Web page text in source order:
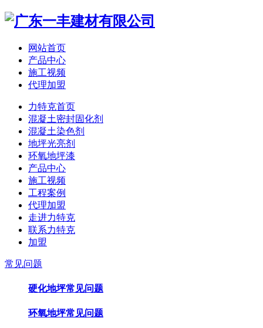
网站首页
产品中心
施工视频
代理加盟
力特克首页
混凝土密封固化剂
混凝土染色剂
地坪光亮剂
环氧地坪漆
产品中心
施工视频
工程案例
代理加盟
走进力特克
联系力特克
加盟
常见问题
硬化地坪常见问题
环氧地坪常见问题